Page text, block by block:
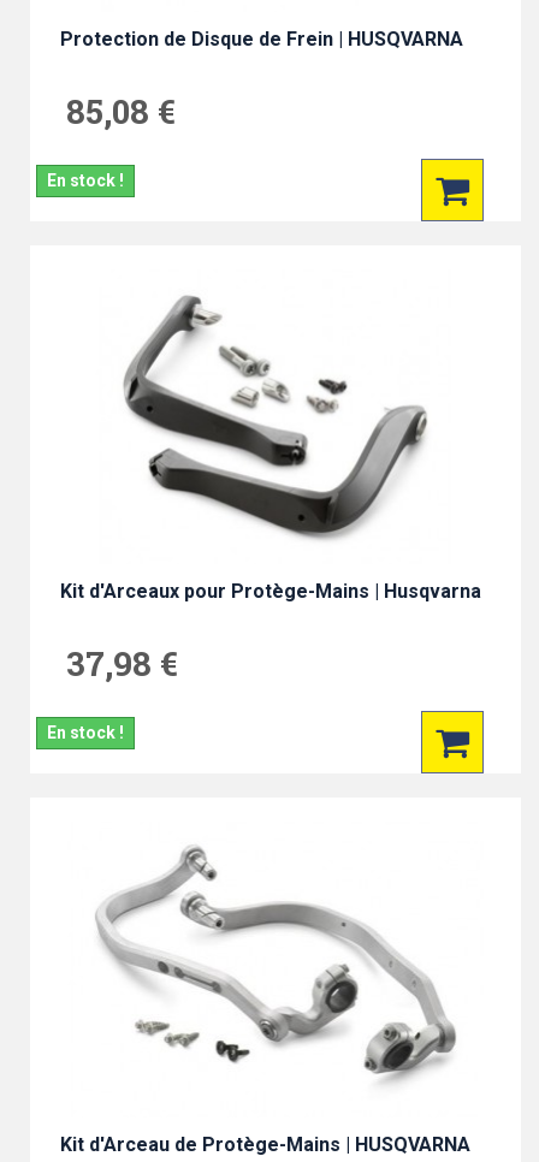
Protection de Disque de Frein | HUSQVARNA
85,08 €
En stock !
Kit d'Arceaux pour Protège-Mains | Husqvarna
37,98 €
En stock !
Kit d'Arceau de Protège-Mains | HUSQVARNA